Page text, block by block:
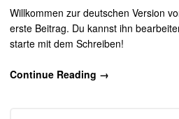
Willkommen zur deutschen Version
erste Beitrag. Du kannst ihn
starte mit dem Schreiben!
Continue Reading →